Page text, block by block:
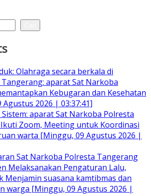
Olahraga secara berkala di
aparat Sat Narkoba
Kebugaran dan Kesehatan
2026 | 03:37:41]
aparat Sat Narkoba Polresta
Zoom, Meeting untuk Koordinasi
warta [Minggu, 09 Agustus 2026 |
Sat Narkoba Polresta Tangerang
Melaksanakan Pengaturan Lalu,
Menjamin suasana kamtibmas dan
warga [Minggu, 09 Agustus 2026 |